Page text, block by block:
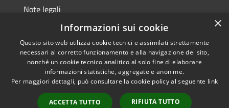
Note legali
Dichiarazione di accessibilità
RSS
Accessibilità
Copyright © 2026 • Comune di
Municipium• Accesso
×
Informazioni sui cookie
Questo sito web utilizza cookie tecnici e assimilati strettamente
necessari al corretto funzionamento e alla navigazione del sito,
nonché un cookie tecnico analitico al solo fine di elaborare
informazioni statistiche, aggregate e anonime.
Per maggiori dettagli, può consultare la cookie policy al seguente link
ACCETTA TUTTO RIFIUTA TUTTO